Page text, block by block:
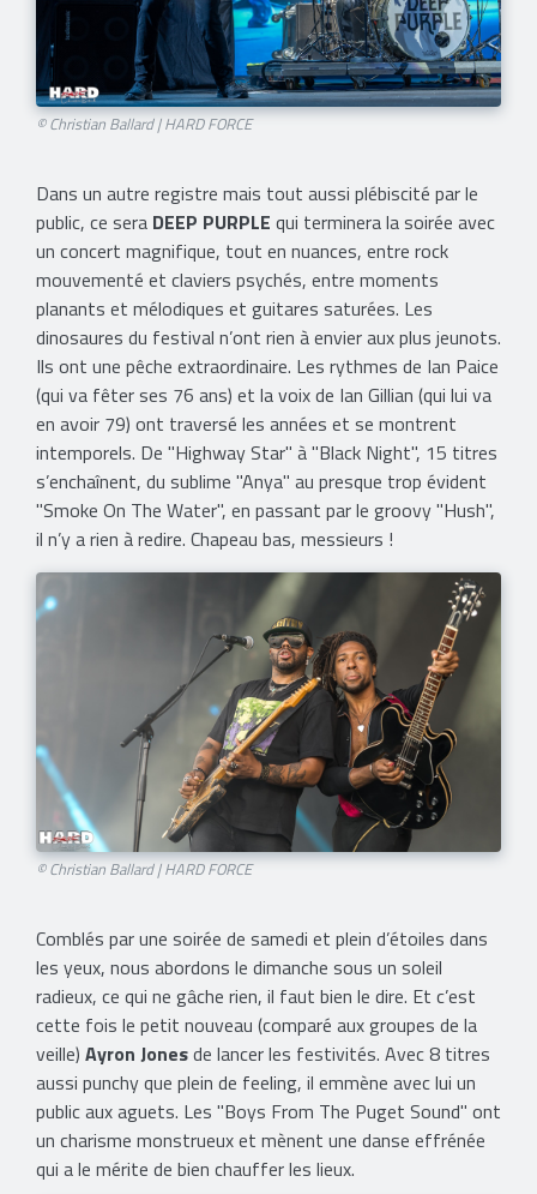
© Christian Ballard | HARD FORCE​
Dans un autre registre mais tout aussi plébiscité par le
public, ce sera DEEP PURPLE qui terminera la soirée avec
un concert magnifique, tout en nuances, entre rock
mouvementé et claviers psychés, entre moments
planants et mélodiques et guitares saturées. Les
dinosaures du festival n’ont rien à envier aux plus jeunots.
Ils ont une pêche extraordinaire. Les rythmes de Ian Paice
(qui va fêter ses 76 ans) et la voix de Ian Gillian (qui lui va
en avoir 79) ont traversé les années et se montrent
intemporels. De "Highway Star" à "Black Night", 15 titres
s’enchaînent, du sublime "Anya" au presque trop évident
"Smoke On The Water", en passant par le groovy "Hush",
il n’y a rien à redire. Chapeau bas, messieurs !
© Christian Ballard | HARD FORCE​
Comblés par une soirée de samedi et plein d’étoiles dans
les yeux, nous abordons le dimanche sous un soleil
radieux, ce qui ne gâche rien, il faut bien le dire. Et c’est
cette fois le petit nouveau (comparé aux groupes de la
veille) Ayron Jonesde lancer les festivités. Avec 8 titres
aussi punchy que plein de feeling, il emmène avec lui un
public aux aguets. Les "Boys From The Puget Sound" ont
un charisme monstrueux et mènent une danse effrénée
qui a le mérite de bien chauffer les lieux.